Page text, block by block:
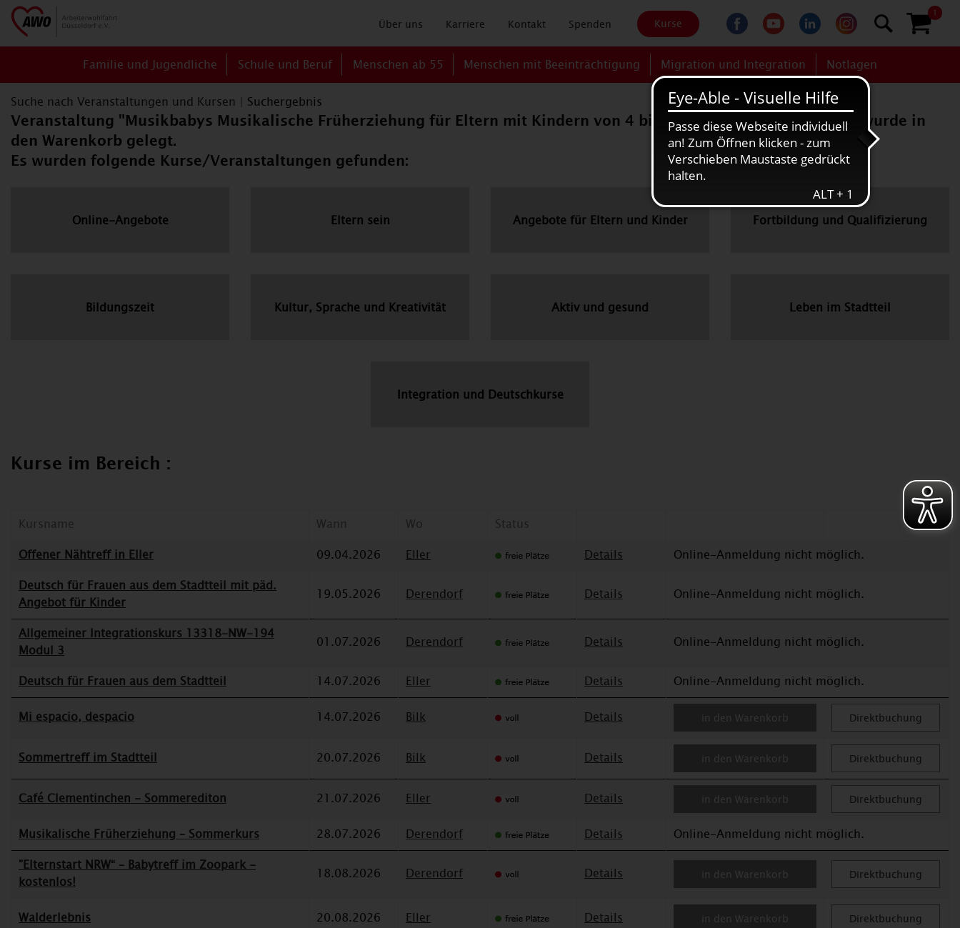
Über uns Karriere Kontakt Spenden Kurse
1
Familie und Jugendliche Schule und Beruf Menschen ab 55 Menschen mit Beeinträchtigung Migration und Integration Notlagen
Suche nach Veranstaltungen und Kursen Suchergebnis
Veranstaltung "Musikbabys Musikalische Früherziehung für Eltern mit Kindern von 4 bis 18 Monaten" (Nr. 2703-02) wurde in
den Warenkorb gelegt.
Es wurden folgende Kurse/Veranstaltungen gefunden:
Online-Angebote Eltern sein Angebote für Eltern und Kinder Fortbildung und Qualifizierung
Bildungszeit Kultur, Sprache und Kreativität Aktiv und gesund Leben im Stadtteil
Integration und Deutschkurse
Kurse im Bereich :
Kursname Wann Wo
Status
Offener Nähtreff in Eller
09.04.2026 Eller Details
Online-Anmeldung nicht möglich.
Deutsch für Frauen aus dem Stadtteil mit päd.
Angebot für Kinder
19.05.2026 Derendorf Details Online-Anmeldung nicht möglich.
Allgemeiner Integrationskurs 13318-NW-194
Modul 3
01.07.2026 Derendorf Details Online-Anmeldung nicht möglich.
Deutsch für Frauen aus dem Stadtteil 14.07.2026 Eller Details
Online-Anmeldung nicht möglich.
Mi espacio, despacio
14.07.2026 Bilk Details in den Warenkorb Direktbuchung
Sommertreff im Stadtteil 20.07.2026 Bilk Details in den Warenkorb Direktbuchung
Café Clementinchen - Sommerediton 21.07.2026 Eller Details in den Warenkorb Direktbuchung
Musikalische Früherziehung – Sommerkurs 28.07.2026 Derendorf Details
Online-Anmeldung nicht möglich.
"Elternstart NRW“ – Babytreff im Zoopark -
kostenlos!
18.08.2026 Derendorf Details in den Warenkorb Direktbuchung
Walderlebnis 20.08.2026 Eller Details in den Warenkorb Direktbuchung